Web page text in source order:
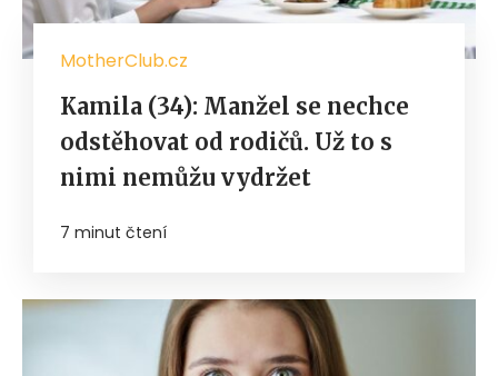
MotherClub.cz
Kamila (34): Manžel se nechce
odstěhovat od rodičů. Už to s
nimi nemůžu vydržet
7 minut čtení